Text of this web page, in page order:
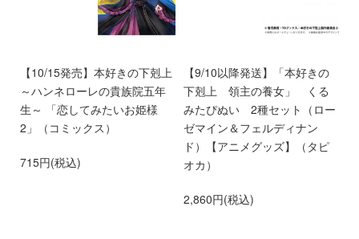
【10/15発売】本好きの下剋上
～ハンネローレの貴族院五年
生～ 「恋してみたいお姫様
2」（コミックス）
715円(税込)
【9/10以降発送】「本好きの
下剋上 領主の養女」 くる
みたぴぬい 2種セット（ロー
ゼマイン＆フェルディナン
ド）【アニメグッズ】（タピ
オカ）
2,860円(税込)